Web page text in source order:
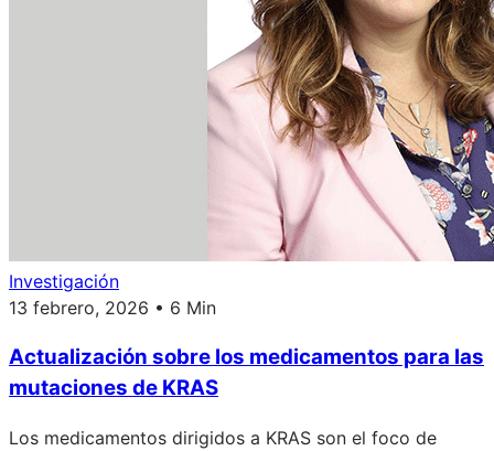
Investigación
13 febrero, 2026 • 6 Min
Actualización sobre los medicamentos para las
mutaciones de KRAS
Los medicamentos dirigidos a KRAS son el foco de